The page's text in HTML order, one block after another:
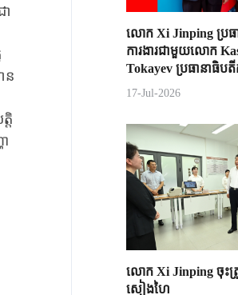
ន
តិ
លោក Xi Jinping ប្រធា
ការងារជាមួយ​លោក
Tokayev ​ប្រធានាធិបតី​
17-Jul-2026
លោក Xi Jinping ចុះត្
សៀងហៃ